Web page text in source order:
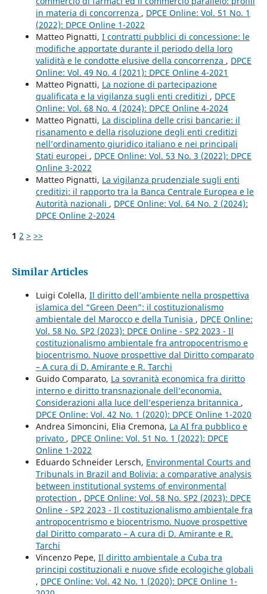
in materia di concorrenza , DPCE Online: Vol. 51 No. 1
(2022): DPCE Online 1-2022
Matteo Pignatti, I contratti pubblici di concessione: le
modifiche apportate durante il periodo della loro
validità e le condotte elusive della concorrenza , DPCE
Online: Vol. 49 No. 4 (2021): DPCE Online 4-2021
Matteo Pignatti, La nozione di partecipazione
qualificata e la vigilanza sugli enti creditizi , DPCE
Online: Vol. 68 No. 4 (2024): DPCE Online 4-2024
Matteo Pignatti, La disciplina delle crisi bancarie: il
risanamento e della risoluzione degli enti creditizi
nell’ordinamento giuridico italiano e nei principali
Stati europei , DPCE Online: Vol. 53 No. 3 (2022): DPCE
Online 3-2022
Matteo Pignatti, La vigilanza prudenziale sugli enti
creditizi: il rapporto tra la Banca Centrale Europea e le
Autorità nazionali , DPCE Online: Vol. 64 No. 2 (2024):
DPCE Online 2-2024
1 2 > >>
Similar Articles
Luigi Colella, Il diritto dell’ambiente nella prospettiva
islamica del “Green Deen”: il costituzionalismo
ambientale del Marocco e della Tunisia , DPCE Online:
Vol. 58 No. SP2 (2023): DPCE Online - SP2 2023 - Il
costituzionalismo ambientale fra antropocentrismo e
biocentrismo. Nuove prospettive dal Diritto comparato
– A cura di D. Amirante e R. Tarchi
Guido Comparato, La sovranità economica fra diritto
interno e diritto transnazionale dell’economia.
Considerazioni alla luce dell’esperienza britannica ,
DPCE Online: Vol. 42 No. 1 (2020): DPCE Online 1-2020
Andrea Simoncini, Elia Cremona, La AI fra pubblico e
privato , DPCE Online: Vol. 51 No. 1 (2022): DPCE
Online 1-2022
Eduardo Schneider Lersch, Environmental Courts and
Tribunals in Brazil and Bolivia: a comparative analysis
between institutional systems of environmental
protection , DPCE Online: Vol. 58 No. SP2 (2023): DPCE
Online - SP2 2023 - Il costituzionalismo ambientale fra
antropocentrismo e biocentrismo. Nuove prospettive
dal Diritto comparato – A cura di D. Amirante e R.
Tarchi
Vincenzo Pepe, Il diritto ambientale a Cuba tra
principi costituzionali e nuove sfide ecologiche globali
, DPCE Online: Vol. 42 No. 1 (2020): DPCE Online 1-